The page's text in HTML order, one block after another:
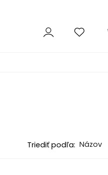
Triediť podľa: